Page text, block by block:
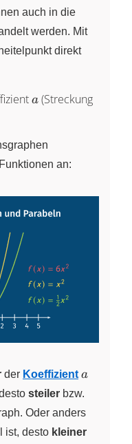
auch in die
werden. Mit
direkt
a
a (Streckung
an:
der Koeffizient a
a
steiler bzw.
Oder anders
ist, desto kleiner